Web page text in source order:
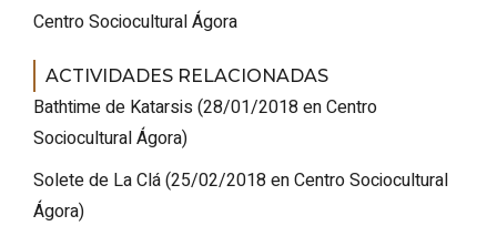
Centro Sociocultural Ágora
ACTIVIDADES RELACIONADAS
Bathtime de Katarsis (28/01/2018en Centro
Sociocultural Ágora)
Solete de La Clá(25/02/2018en Centro Sociocultural
Ágora)